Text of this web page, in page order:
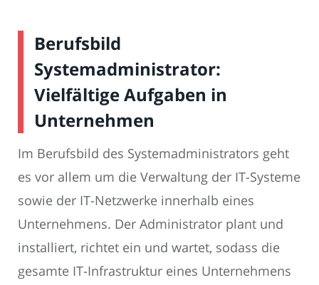
Berufsbild
Systemadministrator:
Vielfältige Aufgaben in
Unternehmen
Im Berufsbild des Systemadministrators geht
es vor allem um die Verwaltung der IT-Systeme
sowie der IT-Netzwerke innerhalb eines
Unternehmens. Der Administrator plant und
installiert, richtet ein und wartet, sodass die
gesamte IT-Infrastruktur eines Unternehmens